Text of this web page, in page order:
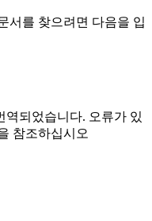
서를 찾으려면 다음을 입
역되었습니다. 오류가 있
참조하십시오